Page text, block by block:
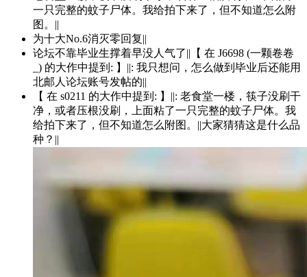
一只完整的蚊子尸体。我给拍下来了，但不知道怎么附
图。||
为十大No.6消灭零回复||
论坛不靠毕业生撑着早没人气了||【 在 J6698 (一颗卷卷
_) 的大作中提到: 】||: 我只想问，怎么做到毕业后还能用
北邮人论坛账号发帖的||
【 在 s0211 的大作中提到: 】||: 老食堂一楼，筷子没刷干
净，或者压根没刷，上面粘了一只完整的蚊子尸体。我
给拍下来了，但不知道怎么附图。||大家猜猜这是什么品
种？||